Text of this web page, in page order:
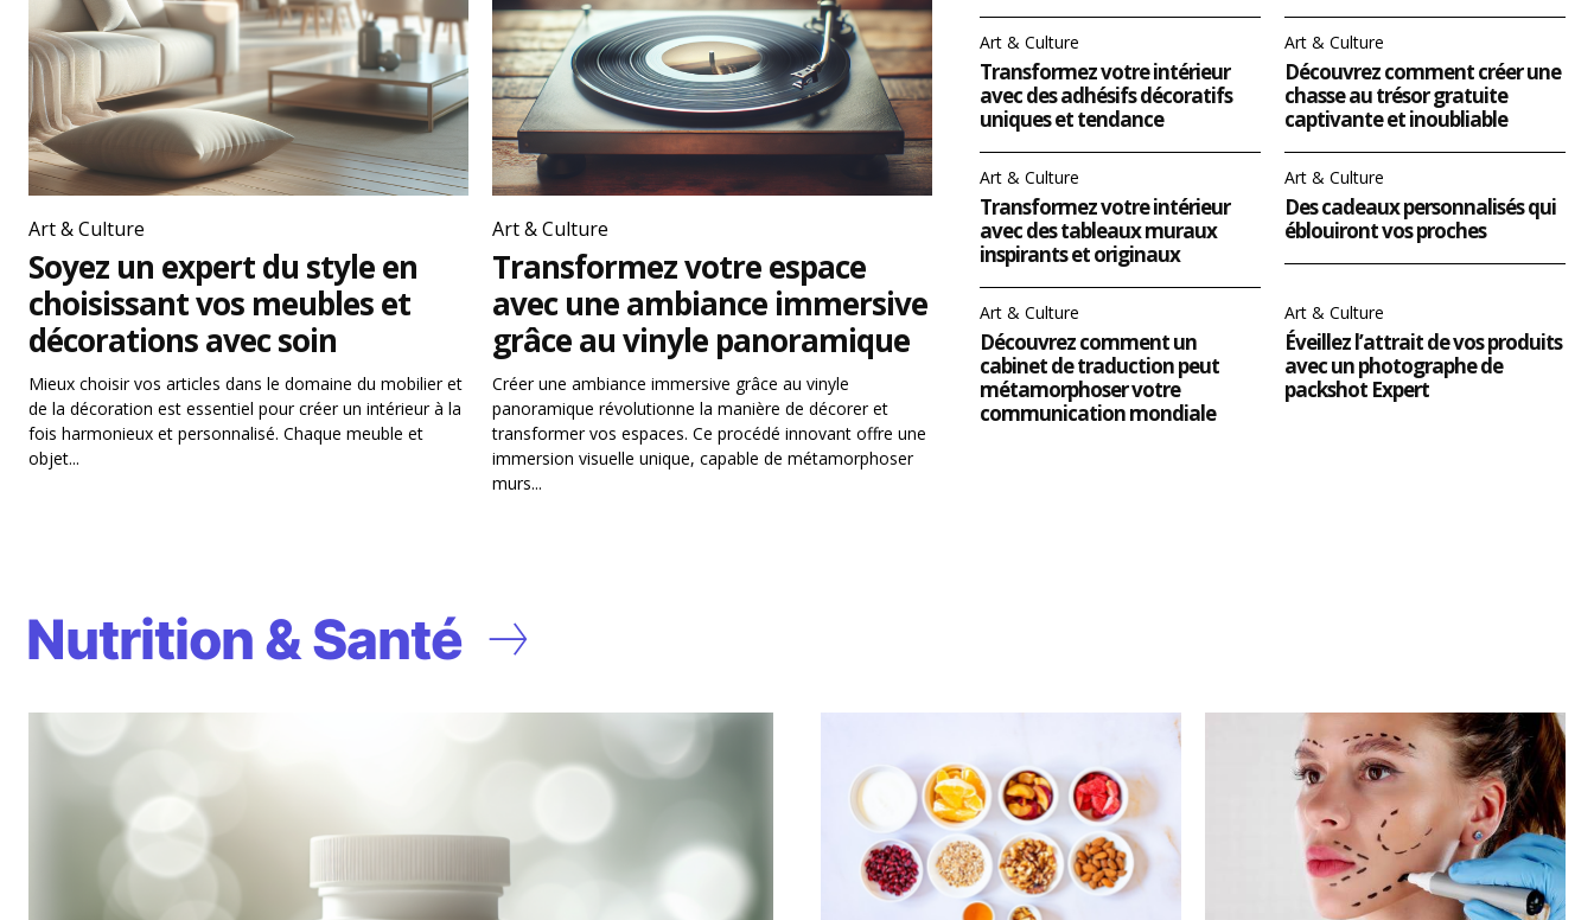
Art & Culture
Soyez un expert du style en
choisissant vos meubles et
décorations avec soin
Mieux choisir vos articles dans le domaine du mobilier et
de la décoration est essentiel pour créer un intérieur à la
fois harmonieux et personnalisé. Chaque meuble et
objet...
Art & Culture
Transformez votre espace
avec une ambiance immersive
grâce au vinyle panoramique
Créer une ambiance immersive grâce au vinyle
panoramique révolutionne la manière de décorer et
transformer vos espaces. Ce procédé innovant offre une
immersion visuelle unique, capable de métamorphoser
murs...
Art & Culture
Transformez votre intérieur
avec des adhésifs décoratifs
uniques et tendance
Art & Culture
Découvrez comment créer une
chasse au trésor gratuite
captivante et inoubliable
Art & Culture
Transformez votre intérieur
avec des tableaux muraux
inspirants et originaux
Art & Culture
Des cadeaux personnalisés qui
éblouiront vos proches
Art & Culture
Découvrez comment un
cabinet de traduction peut
métamorphoser votre
communication mondiale
Art & Culture
Éveillez l’attrait de vos produits
avec un photographe de
packshot Expert
Nutrition & Santé